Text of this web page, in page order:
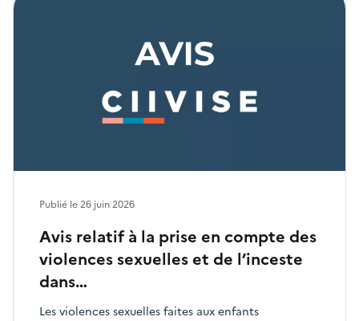
Avis relatif à la prise en compte des
violences sexuelles et de l’inceste
dans…
Les violences sexuelles faites aux enfants
Publié le26 juin 2026